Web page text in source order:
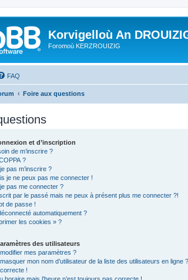
Korvigelloù An
Foromoù KERZROUIZIG
FAQ
Foire aux questions
et d’inscription
de m’inscrire ?
?
pas m’inscrire ?
je ne peux pas me connecter !
pas me connecter ?
par le passé mais ne peux à présent plus me connecter ?!
de passe !
automatiquement ?
les cookies » ?
des utilisateurs
mes paramètres ?
mon nom d’utilisateur de la liste des utilisateurs en ligne ?
correcte !
horaire mais l’heure n’est toujours pas correcte !